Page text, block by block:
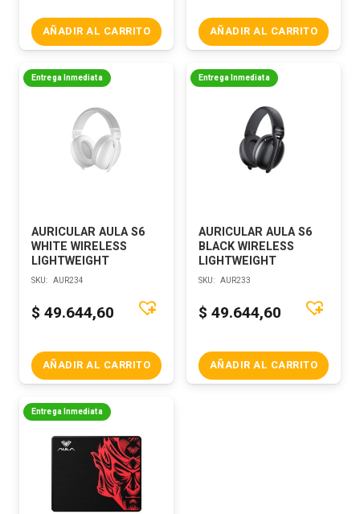
AÑADIR AL CARRITO AÑADIR AL CARRITO
Entrega Inmediata
AURICULAR AULA S6
WHITE WIRELESS
LIGHTWEIGHT
SKU: AUR234
$ 49.644,60
AÑADIR AL CARRITO
Entrega Inmediata
AURICULAR AULA S6
BLACK WIRELESS
LIGHTWEIGHT
SKU: AUR233
$ 49.644,60
AÑADIR AL CARRITO
Entrega Inmediata